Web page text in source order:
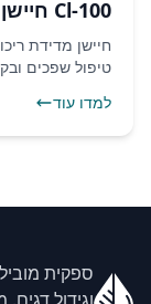
Cl-100 חיישן כלוריד
טיפול שפכים
למדו עוד
ספקית